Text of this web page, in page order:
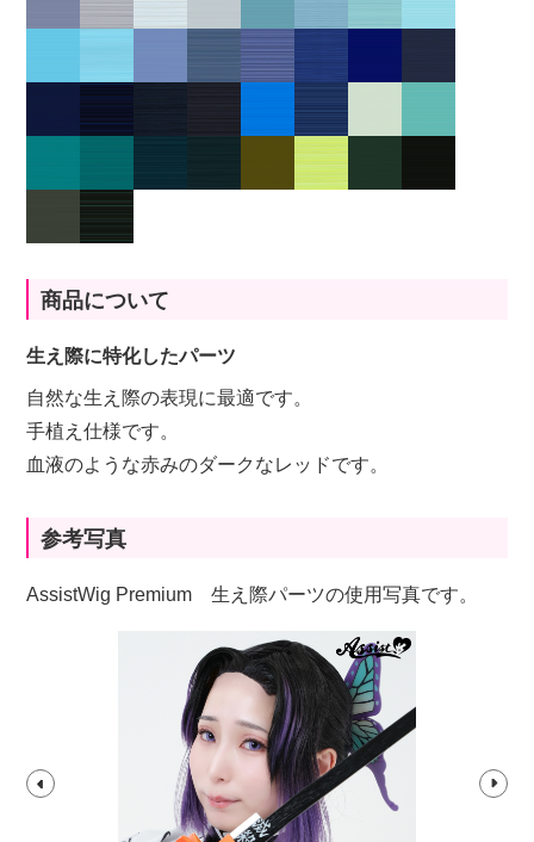
商品について
生え際に特化したパーツ
自然な生え際の表現に最適です。
手植え仕様です。
血液のような赤みのダークなレッドです。
参考写真
AssistWig Premium 生え際パーツの使用写真です。